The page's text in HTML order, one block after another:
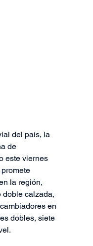
del país, la
de
este viernes
la región,
doble calzada,
en
dobles, siete